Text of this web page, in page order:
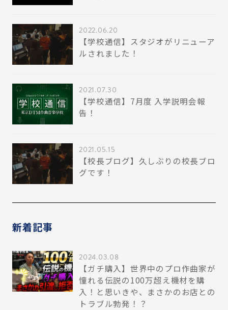
2022.06.20
【学校通信】スタジオがリニューア
ルされました！
2021.07.30
【学校通信】7月度 入学説明会報
告！
2021.05.15
【校長ブログ】久しぶりの校長ブロ
グです！
新着記事
2024.03.08
【ガチ購入】世界中のプロ作曲家が
憧れる伝説の100万超え機材を購
入！と思いきや、まさかのお店との
トラブル勃発！？